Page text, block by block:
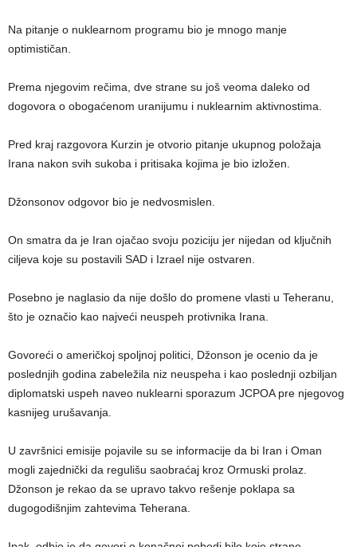
Na pitanje o nuklearnom programu bio je mnogo manje
optimističan.
Prema njegovim rečima, dve strane su još veoma daleko od
dogovora o obogaćenom uranijumu i nuklearnim aktivnostima.
Pred kraj razgovora Kurzin je otvorio pitanje ukupnog položaja
Irana nakon svih sukoba i pritisaka kojima je bio izložen.
Džonsonov odgovor bio je nedvosmislen.
On smatra da je Iran ojačao svoju poziciju jer nijedan od ključnih
ciljeva koje su postavili SAD i Izrael nije ostvaren.
Posebno je naglasio da nije došlo do promene vlasti u Teheranu,
što je označio kao najveći neuspeh protivnika Irana.
Govoreći o američkoj spoljnoj politici, Džonson je ocenio da je
poslednjih godina zabeležila niz neuspeha i kao poslednji ozbiljan
diplomatski uspeh naveo nuklearni sporazum JCPOA pre njegovog
kasnijeg urušavanja.
U završnici emisije pojavile su se informacije da bi Iran i Oman
mogli zajednički da regulišu saobraćaj kroz Ormuski prolaz.
Džonson je rekao da se upravo takvo rešenje poklapa sa
dugogodišnjim zahtevima Teherana.